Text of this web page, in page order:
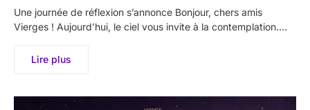
Une journée de réflexion s’annonce Bonjour, chers amis
Vierges ! Aujourd’hui, le ciel vous invite à la contemplation.…
Lire plus